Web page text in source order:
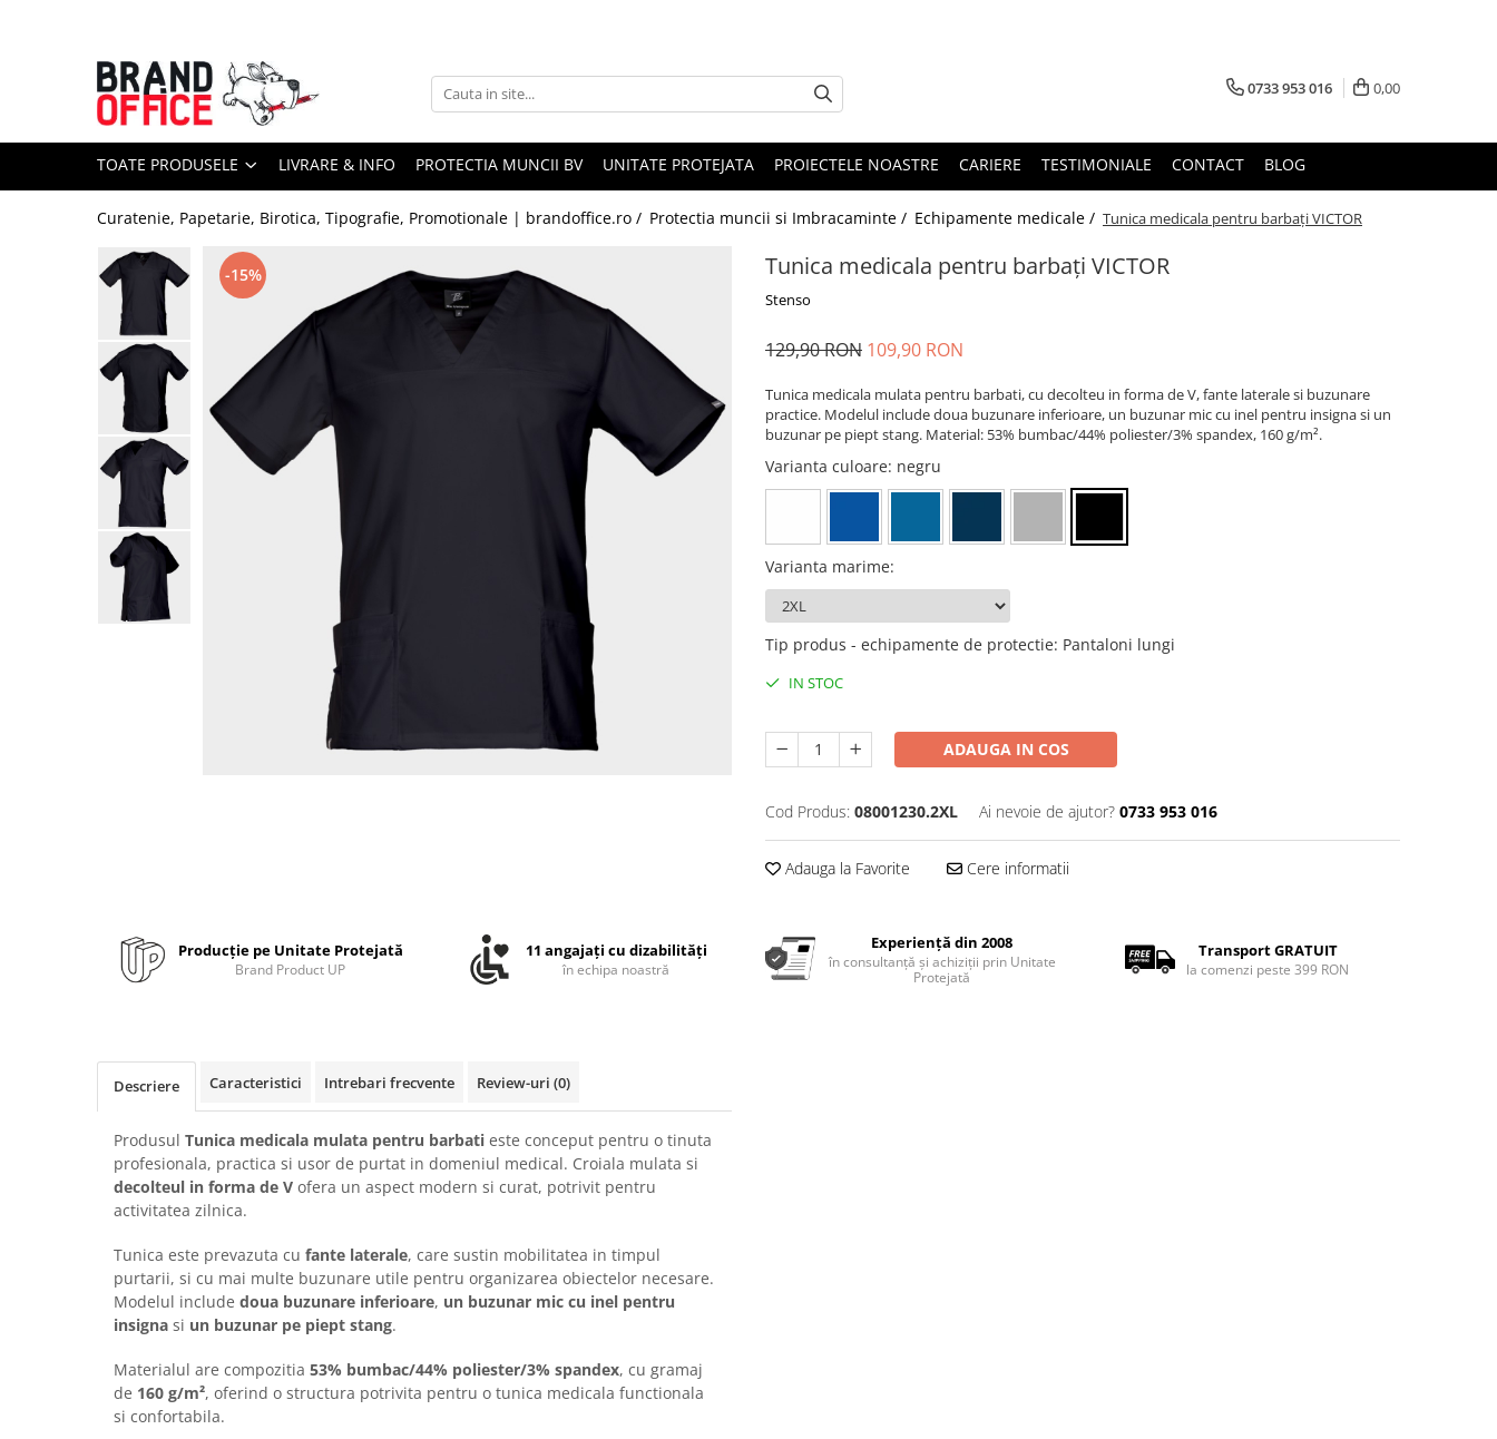
Toate Produsele
Unitate Protejata - PRODUCTIE
Hartie copiator si produse
Formulare tipizate
Saci menajeri (Unitate Protejata)
Agende, calendare si organizatoare
Agende personalizabile
Organizatoare business
Birotica si papetarie
Hartie si articole din hartie
Bibliorafturi, caiete mecanice,
Capsatoare, capse si perforatoare
Caiete si blocnotesuri
Instrumente de scris eco
Creioane mecanice si grafit
Textmarkere
Markere diverse
Rezerve instrumente scris
Tavite documente si suporturi
Ascutitori, radiere, agrafe
Foarfece pentru birou
Curatenie si igiena
Produse Antibacteriene
Articole pentru bucatarie
Maturi, mopuri si galeti
0733 953 016 0,00
TOATE PRODUSELE LIVRARE & INFO PROTECTIA MUNCII BV UNITATE PROTEJATA PROIECTELE NOASTRE CARIERE TESTIMONIALE CONTACT BLOG
Curatenie, Papetarie, Birotica, Tipografie, Promotionale | brandoffice.ro / Protectia muncii si Imbracaminte / Echipamente medicale / Tunica medicala pentru barbați VICTOR
Tunica medicala pentru barbați VICTOR
Stenso
-15%
129,90 RON 109,90 RON
Tunica medicala mulata pentru barbati, cu decolteu in forma de V, fante laterale si buzunare
practice. Modelul include doua buzunare inferioare, un buzunar mic cu inel pentru insigna si un
buzunar pe piept stang. Material: 53% bumbac/44% poliester/3% spandex, 160 g/m².
Varianta culoare: negru
Varianta marime:
Tip produs - echipamente de protectie: Pantaloni lungi
IN STOC
ADAUGA IN COS
Cod Produs: 08001230.2XL Ai nevoie de ajutor? 0733 953 016
Adauga la Favorite Cere informatii
Producție pe Unitate Protejată
Brand Product UP
11 angajați cu dizabilități
în echipa noastră
Experiență din 2008
în consultanță și achiziții prin Unitate
Protejată
Transport GRATUIT
la comenzi peste 399 RON
Descriere Caracteristici Intrebari frecvente Review-uri (0)
Produsul Tunica medicala mulata pentru barbati este conceput pentru o tinuta
profesionala, practica si usor de purtat in domeniul medical. Croiala mulata si
decolteul in forma de V ofera un aspect modern si curat, potrivit pentru
activitatea zilnica.
Tunica este prevazuta cu fante laterale, care sustin mobilitatea in timpul
purtarii, si cu mai multe buzunare utile pentru organizarea obiectelor necesare.
Modelul include doua buzunare inferioare, un buzunar mic cu inel pentru
insigna si un buzunar pe piept stang.
Materialul are compozitia 53% bumbac/44% poliester/3% spandex, cu gramaj
de 160 g/m², oferind o structura potrivita pentru o tunica medicala functionala
si confortabila.